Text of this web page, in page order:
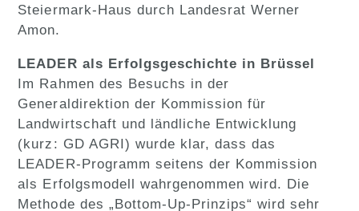
Steiermark-Haus durch Landesrat Werner
Amon.
LEADER als Erfolgsgeschichte in Brüssel
Im Rahmen des Besuchs in der
Generaldirektion der Kommission für
Landwirtschaft und ländliche Entwicklung
(kurz: GD AGRI) wurde klar, dass das
LEADER-Programm seitens der Kommission
als Erfolgsmodell wahrgenommen wird. Die
Methode des „Bottom-Up-Prinzips“ wird sehr